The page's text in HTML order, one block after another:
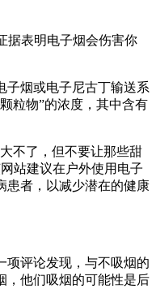
据表明电子烟会伤害你
子烟或电子尼古丁输送系
粒物”的浓度，其中含有
不了，但不要让那些甜
站建议在户外使用电子
患者，以减少潜在的健康
项评论发现，与不吸烟的
，他们吸烟的可能性是后